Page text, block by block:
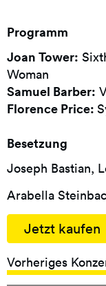
Programm
Joan Tower:
Woman
Samuel Barber:
Florence Price:
Besetzung
Joseph Bastian,
Arabella
Jetzt kaufen
Vorheriges